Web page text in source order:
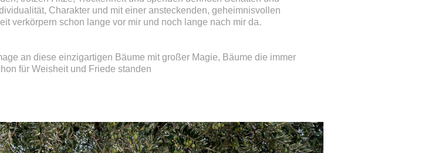
Charakter und mit einer ansteckenden, geheimnisvollen
verkörpern schon lange vor mir und noch lange nach mir da.
an diese einzigartigen Bäume mit großer Magie, Bäume die immer
für Weisheit und Friede standen